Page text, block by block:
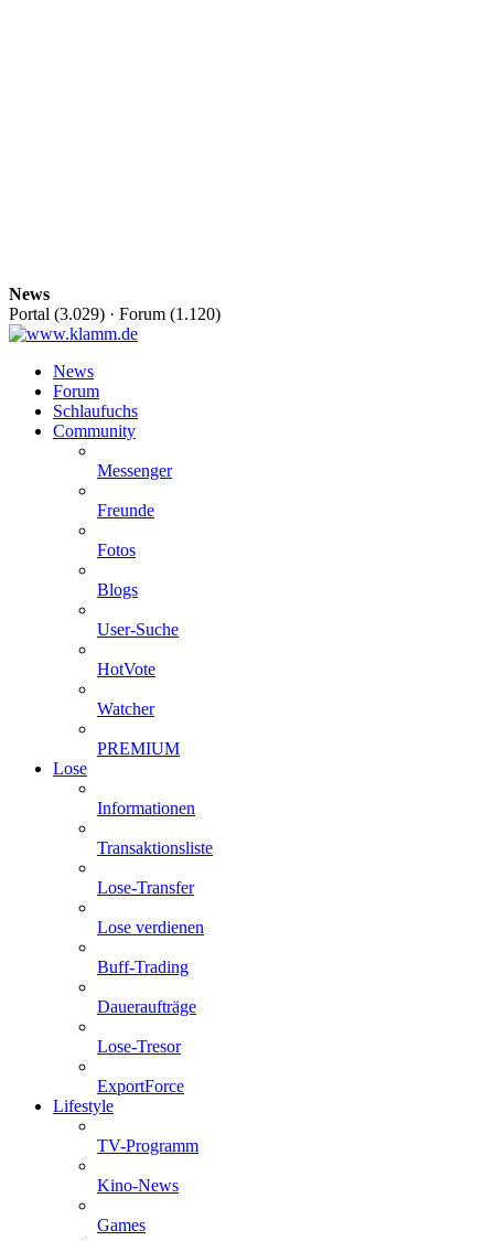
News
Portal (3.029) · Forum (1.120)
News
Forum
Schlaufuchs
Community
Messenger
Freunde
Fotos
Blogs
User-Suche
HotVote
Watcher
PREMIUM
Lose
Informationen
Transaktionsliste
Lose-Transfer
Lose verdienen
Buff-Trading
Daueraufträge
Lose-Tresor
ExportForce
Lifestyle
TV-Programm
Kino-News
Games